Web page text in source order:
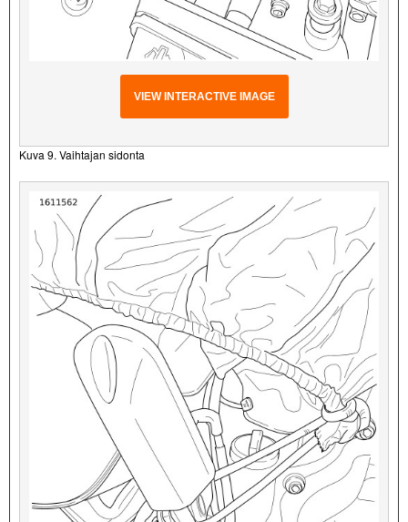
VIEW INTERACTIVE IMAGE
Kuva 9. Vaihtajan sidonta